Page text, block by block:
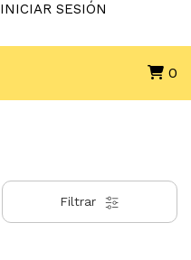
INICIAR SESIÓN
0
Filtrar